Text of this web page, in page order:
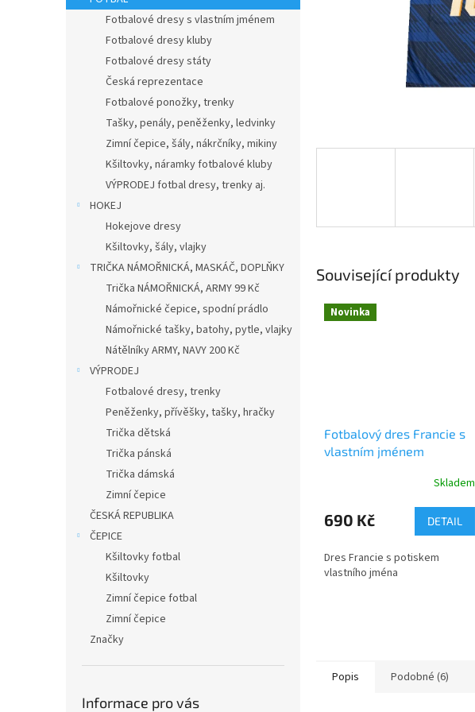
Fotbalové dresy s vlastním jménem
Fotbalové dresy kluby
Fotbalové dresy státy
Česká reprezentace
Fotbalové ponožky, trenky
Tašky, penály, peněženky, ledvinky
Zimní čepice, šály, nákrčníky, mikiny
Kšiltovky, náramky fotbalové kluby
VÝPRODEJ fotbal dresy, trenky aj.
HOKEJ
Hokejove dresy
Kšiltovky, šály, vlajky
TRIČKA NÁMOŘNICKÁ, MASKÁČ, DOPLŇKY
Trička NÁMOŘNICKÁ, ARMY 99 Kč
Námořnické čepice, spodní prádlo
Námořnické tašky, batohy, pytle, vlajky
Nátělníky ARMY, NAVY 200 Kč
VÝPRODEJ
Fotbalové dresy, trenky
Peněženky, přívěšky, tašky, hračky
Trička dětská
Trička pánská
Trička dámská
Zimní čepice
ČESKÁ REPUBLIKA
ČEPICE
Kšiltovky fotbal
Kšiltovky
Zimní čepice fotbal
Zimní čepice
Značky
Informace pro vás
Související produkty
Novinka
Fotbalový dres Francie s
vlastním jménem
Skladem
690 Kč DETAIL
Dres Francie s potiskem
vlastního jména
Popis Podobné (6)